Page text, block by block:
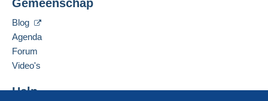
MOLTKESTRASSE 19/1
DE-73257
Deze verkoper toevoegen aan mijn favorieten
Gemeenschap
Blog
Agenda
Forum
Video's
Help